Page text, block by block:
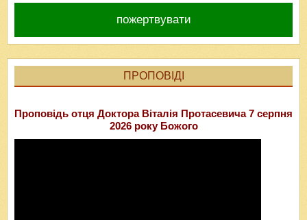
пожертвувати
ПРОПОВІДІ
Проповідь отця Доктора Віталія Протасевича 7 серпня
2026 року Божого